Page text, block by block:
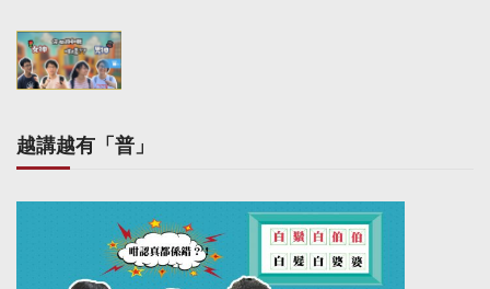
越講越有「普」